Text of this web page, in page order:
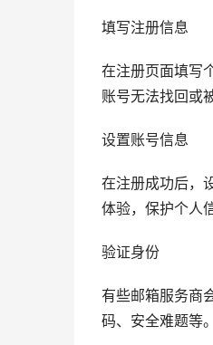
填写注册信息
在注册页面填写
账号无法找回或
设置账号信息
在注册成功后，
体验，保护个人
验证身份
有些邮箱服务商
码、安全难题等。